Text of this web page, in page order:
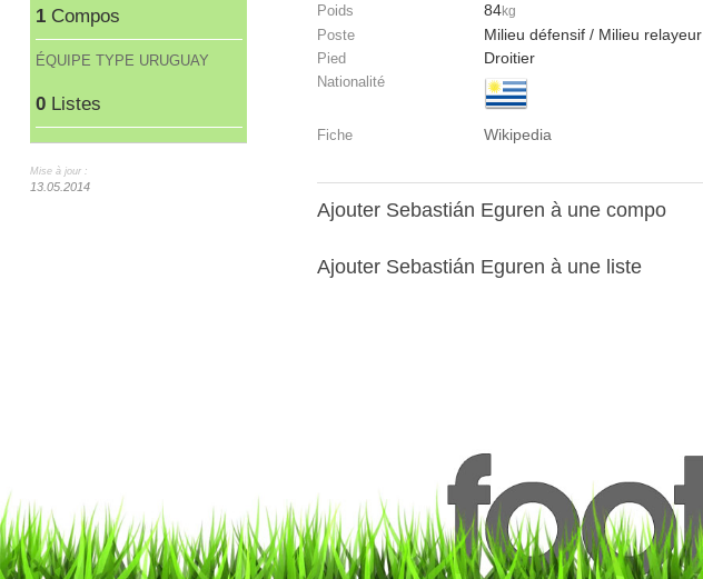
1Compos
ÉQUIPE TYPE URUGUAY
0Listes
Mise à jour :
13.05.2014
Poids 84kg
Poste Milieu défensif / Milieu relayeur
Pied Droitier
Nationalité
Fiche Wikipedia
Ajouter Sebastián Eguren à une compo
Ajouter Sebastián Eguren à une liste